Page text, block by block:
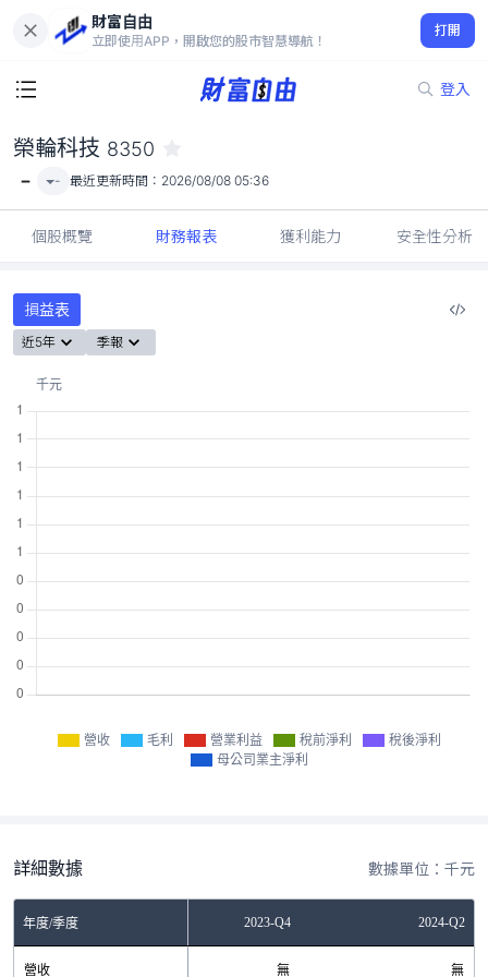
財富自由
立即使用APP，開啟您的股市智慧導航！
打開
登入
-
榮輪科技 8350
- - 最近更新時間： 2026/08/08 05:36
個股概覽 財務報表 獲利能力 安全性分析
損益表
近5年 季報
營收 毛利 營業利益 稅前淨利
稅後淨利
母公司業主淨利
詳細數據 數據單位：千元
年度/季度2023-Q2 2023-Q4 2024-Q2
營收 無 無